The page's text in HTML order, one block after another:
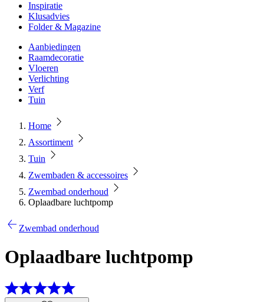
Inspiratie
Klusadvies
Folder & Magazine
Aanbiedingen
Raamdecoratie
Vloeren
Verlichting
Verf
Tuin
Home
Assortiment
Tuin
Zwembaden & accessoires
Zwembad onderhoud
Oplaadbare luchtpomp
Zwembad onderhoud
Oplaadbare luchtpomp